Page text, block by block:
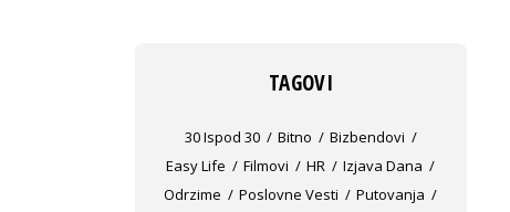
TAGOVI
30 Ispod 30 Bitno
Bizbendovi
Easy Life
Filmovi HR
Izjava Dana
Odrzime
Poslovne Vesti
Putovanja